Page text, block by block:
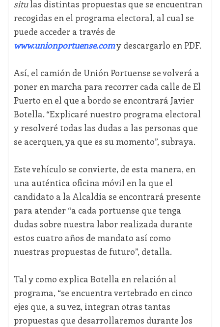
situlas distintas propuestas que se encuentran
recogidas en el programa electoral, al cual se
puede acceder a través de
www.unionportuense.comy descargarlo en PDF.
Así, el camión de Unión Portuense se volverá a
poner en marcha para recorrer cada calle de El
Puerto en el que a bordo se encontrará Javier
Botella. “Explicaré nuestro programa electoral
y resolveré todas las dudas a las personas que
se acerquen, ya que es su momento”, subraya.
Este vehículo se convierte, de esta manera, en
una auténtica oficina móvil en la que el
candidato a la Alcaldía se encontrará presente
para atender “a cada portuense que tenga
dudas sobre nuestra labor realizada durante
estos cuatro años de mandato así como
nuestras propuestas de futuro”, detalla.
Tal y como explica Botella en relación al
programa, “se encuentra vertebrado en cinco
ejes que, a su vez, integran otras tantas
propuestas que desarrollaremos durante los